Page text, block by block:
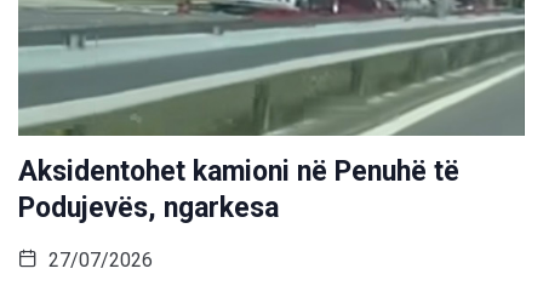
Aksidentohet kamioni në Penuhë të
Podujevës, ngarkesa
27/07/2026